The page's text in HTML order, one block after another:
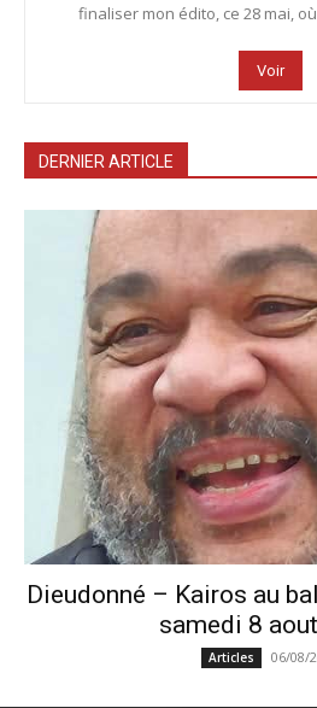
finaliser mon édito, ce 28 mai,
Voir
DERNIER ARTICLE
Dieudonné – Kairos au
samedi 8
Articles 06/08/